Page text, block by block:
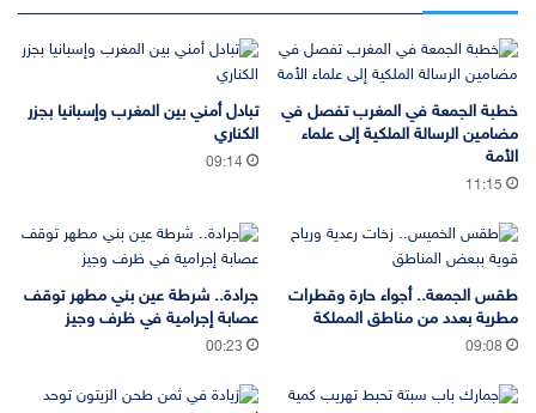
خطبة الجمعة في المغرب تفصل في
مضامين الرسالة الملكية إلى علماء
الأمة
11:15
تبادل أمني بين المغرب وإسبانيا بجزر
الكناري
09:14
طقس الجمعة.. أجواء حارة وقطرات
مطرية بعدد من مناطق المملكة
09:08
جرادة.. شرطة عين بني مطهر توقف
عصابة إجرامية في ظرف وجيز
00:23